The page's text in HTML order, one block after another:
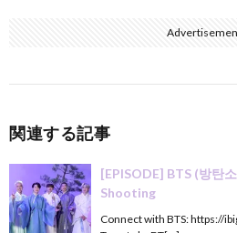
関連する記事
[EPISODE] BTS (방탄
Shooting
Connect with BTS: https://